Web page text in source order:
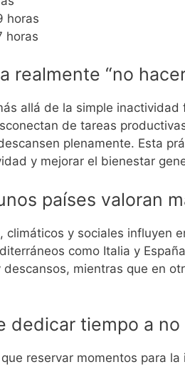
horas
horas
realmente “no
allá de la simple
de tareas
plenamente. Esta
y mejorar el bienestar
países valoran
climáticos y sociales influyen
como Italia y
mientras que en
dedicar tiempo a no
reservar momentos para